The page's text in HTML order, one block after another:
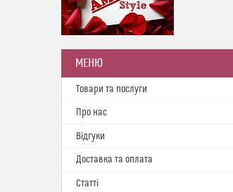
Товари та послуги
Про нас
Відгуки
Доставка та оплата
Статті